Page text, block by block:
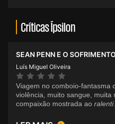
Críticas Ípsilon
SEAN PENN E O
Luís Miguel Oliveira
Viagem no comboio-fantasma
violência, muito sangue, muita
compaixão mostrada ao ralenti.